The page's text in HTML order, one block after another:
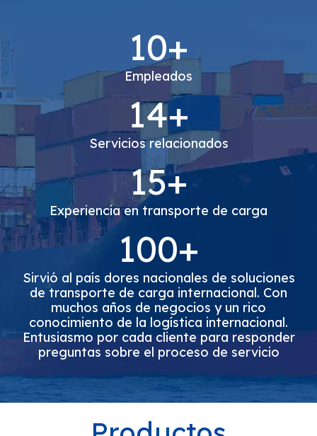
10+
Empleados
14+
Servicios relacionados
15+
Experiencia en transporte de carga
100+
Sirvió al país dores nacionales de soluciones
de transporte de carga internacional. Con
muchos años de negocios y un rico
conocimiento de la logística internacional.
Entusiasmo por cada cliente para responder
preguntas sobre el proceso de servicio
Productos